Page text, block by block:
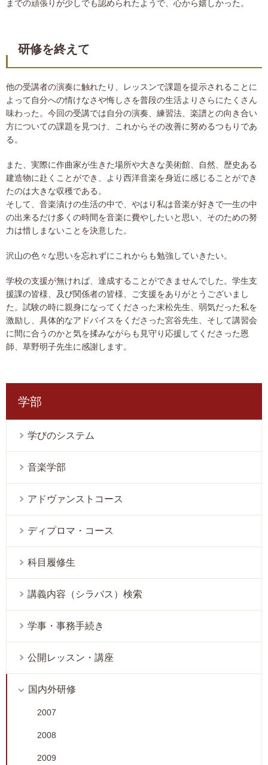
までの頑張りが少しでも認められたようで、心から嬉しかった。
研修を終えて
他の受講者の演奏に触れたり、レッスンで課題を提示されることに
よって自分への情けなさや悔しさを普段の生活よりさらにたくさん
味わった。今回の受講では自分の演奏、練習法、楽譜との向き合い
方についての課題を見つけ、これからその改善に努めるつもりであ
る。
また、実際に作曲家が生きた場所や大きな美術館、自然、歴史ある
建造物に赴くことができ、より西洋音楽を身近に感じることができ
たのは大きな収穫である。
そして、音楽漬けの生活の中で、やはり私は音楽が好きで一生の中
の出来るだけ多くの時間を音楽に費やしたいと思い、そのための努
力は惜しまないことを決意した。
沢山の色々な思いを忘れずにこれからも勉強していきたい。
学校の支援が無ければ、達成することができませんでした。学生支
援課の皆様、及び関係者の皆様、ご支援をありがとうございまし
た。試験の時に親身になってくださった末松先生、弱気だった私を
激励し、具体的なアドバイスをくださった宮谷先生、そして講習会
に間に合うのかと気を揉みながらも見守り応援してくださった恩
師、草野明子先生に感謝します。
学部
学びのシステム
音楽学部
アドヴァンストコース
ディプロマ・コース
科目履修生
講義内容（シラバス）検索
学事・事務手続き
公開レッスン・講座
国内外研修
2007
2008
2009